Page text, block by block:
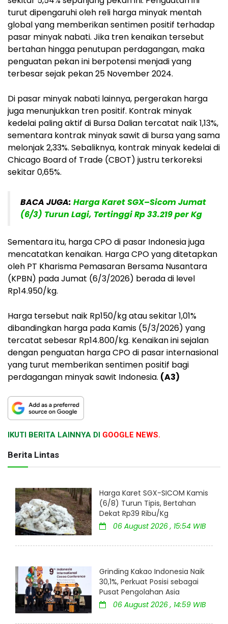
turut dipengaruhi oleh reli harga minyak mentah
global yang memberikan sentimen positif terhadap
pasar minyak nabati. Jika tren kenaikan tersebut
bertahan hingga penutupan perdagangan, maka
penguatan pekan ini berpotensi menjadi yang
terbesar sejak pekan 25 November 2024.
Di pasar minyak nabati lainnya, pergerakan harga
juga menunjukkan tren positif. Kontrak minyak
kedelai paling aktif di Bursa Dalian tercatat naik 1,13%,
sementara kontrak minyak sawit di bursa yang sama
melonjak 2,33%. Sebaliknya, kontrak minyak kedelai di
Chicago Board of Trade (CBOT) justru terkoreksi
sekitar 0,65%.
BACA JUGA: Harga Karet SGX–Sicom Jumat
(6/3) Turun Lagi, Tertinggi Rp 33.219 per Kg
Sementara itu, harga CPO di pasar Indonesia juga
mencatatkan kenaikan. Harga CPO yang ditetapkan
oleh PT Kharisma Pemasaran Bersama Nusantara
(KPBN) pada Jumat (6/3/2026) berada di level
Rp14.950/kg.
Harga tersebut naik Rp150/kg atau sekitar 1,01%
dibandingkan harga pada Kamis (5/3/2026) yang
tercatat sebesar Rp14.800/kg. Kenaikan ini sejalan
dengan penguatan harga CPO di pasar internasional
yang turut memberikan sentimen positif bagi
perdagangan minyak sawit Indonesia. (A3)
IKUTI BERITA LAINNYA DI GOOGLE NEWS.
Berita Lintas
Harga Karet SGX-SICOM Kamis
(6/8) Turun Tipis, Bertahan
Dekat Rp39 Ribu/Kg
06 August 2026 , 15:54 WIB
Grinding Kakao Indonesia Naik
30,1%, Perkuat Posisi sebagai
Pusat Pengolahan Asia
06 August 2026 , 14:59 WIB